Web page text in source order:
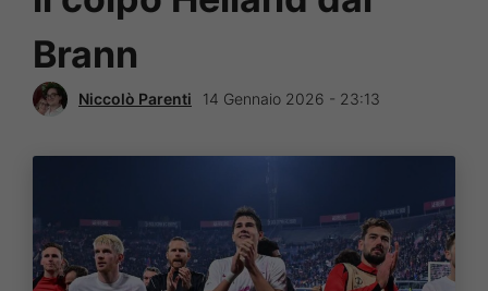
Brann
Niccolò Parenti 14 Gennaio 2026 - 23:13